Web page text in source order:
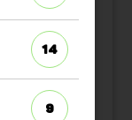
14
9